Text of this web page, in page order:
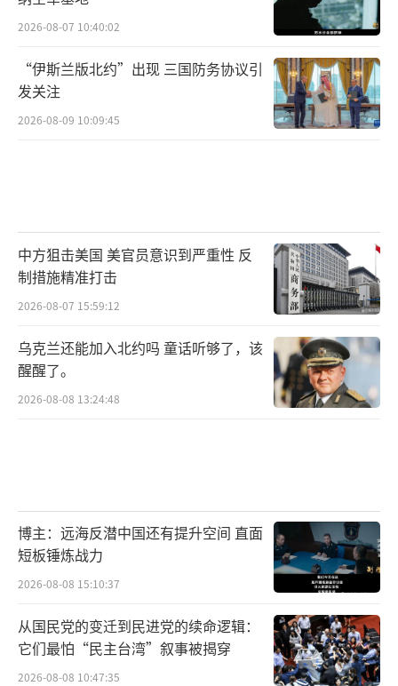
2026-08-07 10:40:02
“伊斯兰版北约”出现 三国防务协议引
发关注
2026-08-09 10:09:45
中方狙击美国 美官员意识到严重性 反
制措施精准打击
2026-08-07 15:59:12
乌克兰还能加入北约吗 童话听够了，该
醒醒了。
2026-08-08 13:24:48
博主：远海反潜中国还有提升空间 直面
短板锤炼战力
2026-08-08 15:10:37
从国民党的变迁到民进党的续命逻辑：
它们最怕“民主台湾”叙事被揭穿
2026-08-08 10:47:35